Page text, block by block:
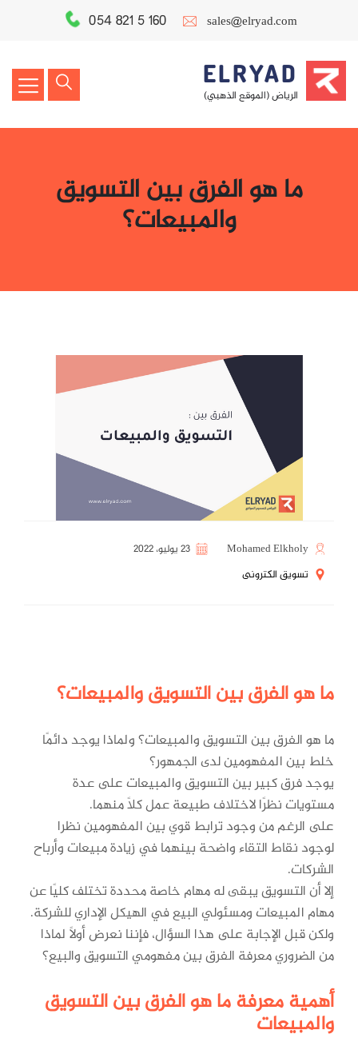
sales@elryad.com
054 821 5 160
ELRYAD
الرياض (الموقع الذهبي)
ما هو الفرق بين التسويق
والمبيعات؟
Mohamed Elkholy
23 يوليو، 2022
تسويق الكترونى
ما هو الفرق بين التسويق والمبيعات؟
ما هو الفرق بين التسويق والمبيعات؟ ولماذا يوجد دائمًا
خلط بين المفهومين لدى الجمهور؟
يوجد فرق كبير بين التسويق والمبيعات على عدة
مستويات نظرًا لاختلاف طبيعة عمل كلًا منهما.
على الرغم من وجود ترابط قوي بين المفهومين نظرا
لوجود نقاط التقاء واضحة بينهما في زيادة مبيعات وأرباح
الشركات.
إلا أن التسويق يبقى له مهام خاصة محددة تختلف كليًا عن
مهام المبيعات ومسئولي البيع في الهيكل الإداري للشركة.
ولكن قبل الإجابة على هذا السؤال، فإننا نعرض أولًا لماذا
من الضروري معرفة الفرق بين مفهومي التسويق والبيع؟
أهمية معرفة ما هو الفرق بين التسويق
والمبيعات